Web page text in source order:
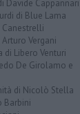
Davide Cappannari
di Blue Lama
Arturo Vergani
di Libero Venturi
De Girolamo e
di Nicolò Stella
Barbini